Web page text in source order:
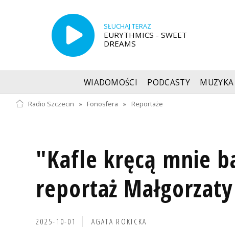
SŁUCHAJ TERAZ
EURYTHMICS - SWEET
DREAMS
WIADOMOŚCI PODCASTY MUZYKA
Radio Szczecin » Fonosfera » Reportaże
"Kafle kręcą mnie
reportaż
2025-10-01 AGATA ROKICKA